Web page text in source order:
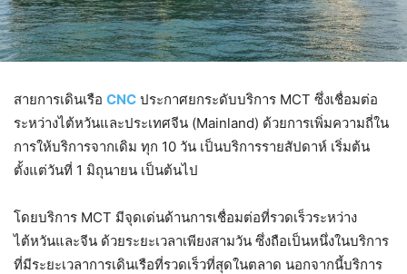
สายการเดินเรือ CNC ประกาศยกระดับบริการ MCT ซึ่งเชื่อมต่อ
ระหว่างไต้หวันและประเทศจีน (Mainland) ด้วยการเพิ่มความถี่ใน
การให้บริการจากเดิม ทุก 10 วัน เป็นบริการรายสัปดาห์ เริ่มต้น
ตั้งแต่วันที่ 1 มิถุนายน เป็นต้นไป
โดยบริการ MCT มีจุดเด่นด้านการเชื่อมต่อที่รวดเร็วระหว่าง
ไต้หวันและจีน ด้วยระยะเวลาเพียงสามวัน ซึ่งถือเป็นหนึ่งในบริการ
ที่มีระยะเวลาการเดินเรือที่รวดเร็วที่สุดในตลาด นอกจากนี้บริการ